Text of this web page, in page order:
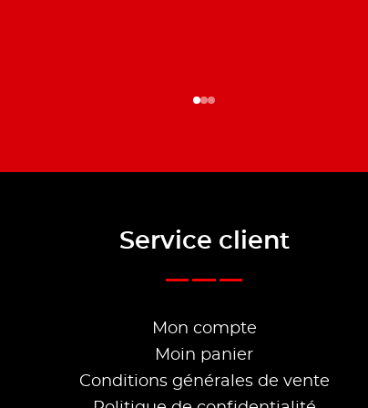
Service client
Mon compte
Moin panier
Conditions générales de vente